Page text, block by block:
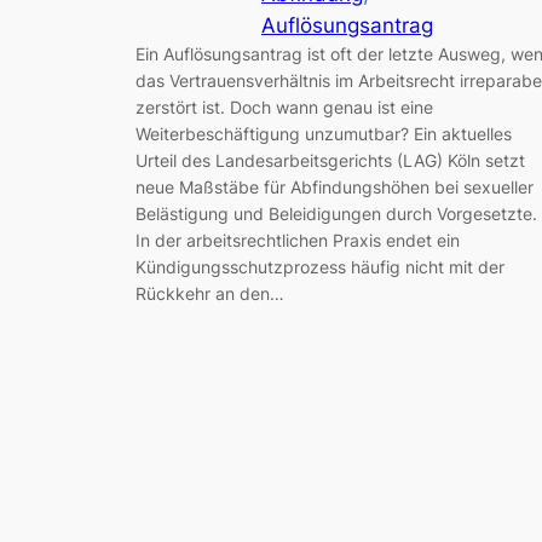
Auflösungsantrag
Ein Auflösungsantrag ist oft der letzte Ausweg,
das Vertrauensverhältnis im Arbeitsrecht
zerstört ist. Doch wann genau ist eine
Weiterbeschäftigung unzumutbar? Ein aktuelles
Urteil des Landesarbeitsgerichts (LAG) Köln setzt
neue Maßstäbe für Abfindungshöhen bei sexueller
Belästigung und Beleidigungen durch Vorgesetzte.
In der arbeitsrechtlichen Praxis endet ein
Kündigungsschutzprozess häufig nicht mit der
Rückkehr an den…